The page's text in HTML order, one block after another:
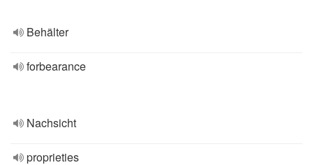
Behälter
forbearance
Nachsicht
proprieties